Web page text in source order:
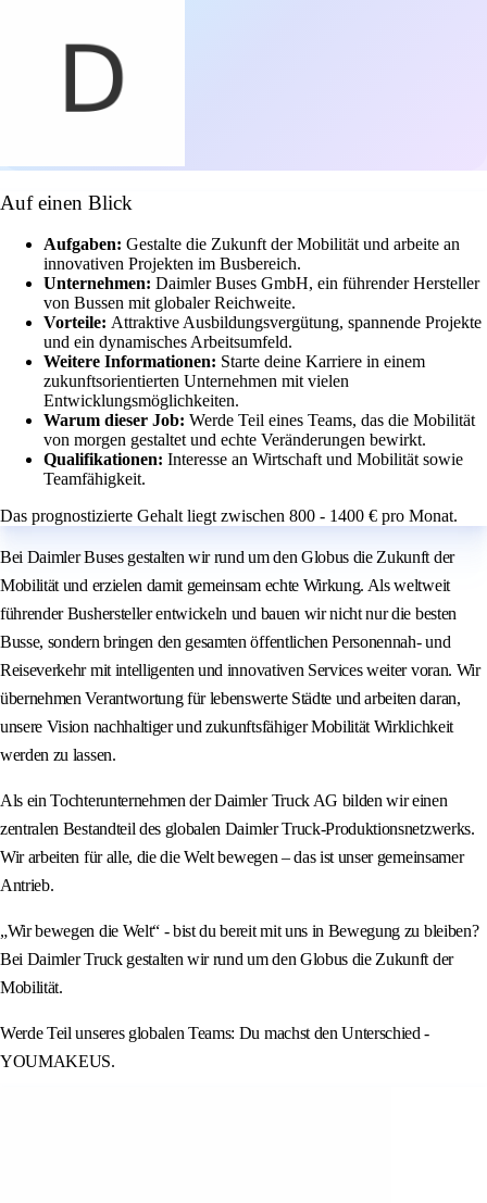
Auf einen Blick
Aufgaben: Gestalte die Zukunft der Mobilität und arbeite an
innovativen Projekten im Busbereich.
Unternehmen: Daimler Buses GmbH, ein führender Hersteller
von Bussen mit globaler Reichweite.
Vorteile: Attraktive Ausbildungsvergütung, spannende Projekte
und ein dynamisches Arbeitsumfeld.
Weitere Informationen: Starte deine Karriere in einem
zukunftsorientierten Unternehmen mit vielen
Entwicklungsmöglichkeiten.
Warum dieser Job: Werde Teil eines Teams, das die Mobilität
von morgen gestaltet und echte Veränderungen bewirkt.
Qualifikationen: Interesse an Wirtschaft und Mobilität sowie
Teamfähigkeit.
Das prognostizierte Gehalt liegt zwischen 800 - 1400 € pro Monat.
Bei Daimler Buses gestalten wir rund um den Globus die Zukunft der
Mobilität und erzielen damit gemeinsam echte Wirkung. Als weltweit
führender Bushersteller entwickeln und bauen wir nicht nur die besten
Busse, sondern bringen den gesamten öffentlichen Personennah- und
Reiseverkehr mit intelligenten und innovativen Services weiter voran. Wir
übernehmen Verantwortung für lebenswerte Städte und arbeiten daran,
unsere Vision nachhaltiger und zukunftsfähiger Mobilität Wirklichkeit
werden zu lassen.
Als ein Tochterunternehmen der Daimler Truck AG bilden wir einen
zentralen Bestandteil des globalen Daimler Truck-Produktionsnetzwerks.
Wir arbeiten für alle, die die Welt bewegen – das ist unser gemeinsamer
Antrieb.
„Wir bewegen die Welt“ - bist du bereit mit uns in Bewegung zu bleiben?
Bei Daimler Truck gestalten wir rund um den Globus die Zukunft der
Mobilität.
Werde Teil unseres globalen Teams: Du machst den Unterschied -
YOUMAKEUS.